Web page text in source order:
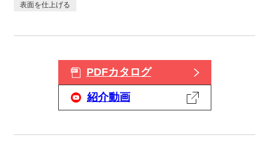
表面を仕上げる
PDFカタログ
紹介動画